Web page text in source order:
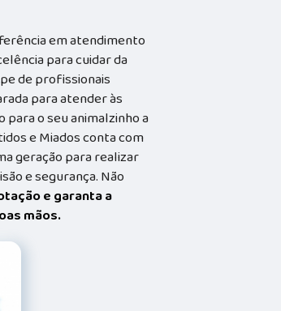
em atendimento
para cuidar da
de profissionais
para atender às
o seu animalzinho a
e Miados conta com
geração para realizar
e segurança. Não
e garanta a
mãos.